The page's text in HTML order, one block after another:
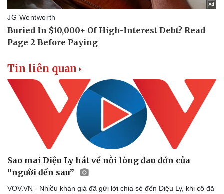
Doanh nghiệp
Thông tin doanh nghiệp
Doanh nghiệp 24h
Doanh nhân
Công nghệ
Sành điệu
Tin Công nghệ
Trải nghiệm
Tin liên quan
Sao mai Diệu Ly hát về nỗi lòng đau đớn của
“người đến sau”
VOV.VN - Nhiều khán giả đã gửi lời chia sẻ đến Diệu Ly, khi cô đã